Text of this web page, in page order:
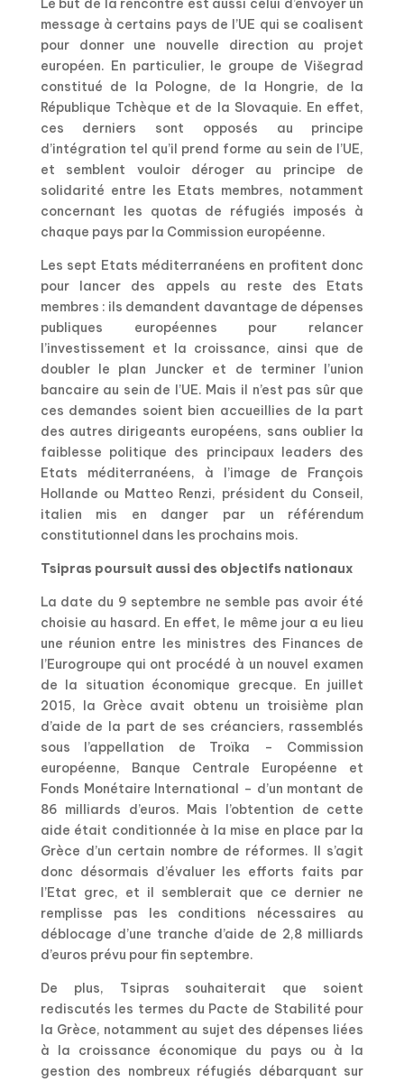
Le but de la rencontre est aussi celui d’envoyer un
message à certains pays de l’UE qui se coalisent
pour donner une nouvelle direction au projet
européen. En particulier, le groupe de Višegrad
constitué de la Pologne, de la Hongrie, de la
République Tchèque et de la Slovaquie. En effet,
ces derniers sont opposés au principe
d’intégration tel qu’il prend forme au sein de l’UE,
et semblent vouloir déroger au principe de
solidarité entre les Etats membres, notamment
concernant les quotas de réfugiés imposés à
chaque pays par la Commission européenne.
Les sept Etats méditerranéens en profitent donc
pour lancer des appels au reste des Etats
membres : ils demandent davantage de dépenses
publiques européennes pour relancer
l’investissement et la croissance, ainsi que de
doubler le plan Juncker et de terminer l’union
bancaire au sein de l’UE. Mais il n’est pas sûr que
ces demandes soient bien accueillies de la part
des autres dirigeants européens, sans oublier la
faiblesse politique des principaux leaders des
Etats méditerranéens, à l’image de François
Hollande ou Matteo Renzi, président du Conseil,
italien mis en danger par un référendum
constitutionnel dans les prochains mois.
Tsipras poursuit aussi des objectifs nationaux
La date du 9 septembre ne semble pas avoir été
choisie au hasard. En effet, le même jour a eu lieu
une réunion entre les ministres des Finances de
l’Eurogroupe qui ont procédé à un nouvel examen
de la situation économique grecque. En juillet
2015, la Grèce avait obtenu un troisième plan
d’aide de la part de ses créanciers, rassemblés
sous l’appellation de Troïka – Commission
européenne, Banque Centrale Européenne et
Fonds Monétaire International – d’un montant de
86 milliards d’euros. Mais l’obtention de cette
aide était conditionnée à la mise en place par la
Grèce d’un certain nombre de réformes. Il s’agit
donc désormais d’évaluer les efforts faits par
l’Etat grec, et il semblerait que ce dernier ne
remplisse pas les conditions nécessaires au
déblocage d’une tranche d’aide de 2,8 milliards
d’euros prévu pour fin septembre.
De plus, Tsipras souhaiterait que soient
rediscutés les termes du Pacte de Stabilité pour
la Grèce, notamment au sujet des dépenses liées
à la croissance économique du pays ou à la
gestion des nombreux réfugiés débarquant sur